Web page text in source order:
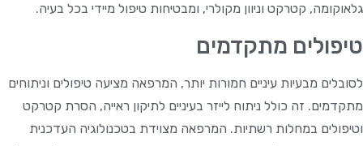
גלאוקומה, קטרקט וניוון מקולרי, ומבטיחות טיפול מיידי בכל בעיה.
טיפולים מתקדמים
לסובלים מבעיות עיניים חמורות יותר, המרפאה מציעה טיפולים וניתוחים
מתקדמים. זה כולל ניתוח לייזר בעיניים לתיקון ראייה, הסרת קטרקט
וטיפולים במחלות רשתיות. המרפאה מצוידת בטכנולוגיה העדכנית